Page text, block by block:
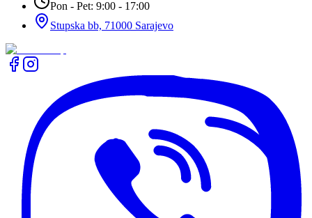
Pon - Pet: 9:00 - 17:00
Stupska bb, 71000 Sarajevo